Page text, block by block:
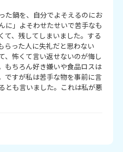
た鍋を、自分でよそえるのにお
に」よそわせたせいで苦手なも
て、残してしまいました。する
らった人に失礼だと思わない
、怖くて言い返せないのが悔し
もちろん好き嫌いや食品ロスは
ですが私は苦手な物を事前に言
とも言いました。これは私が悪